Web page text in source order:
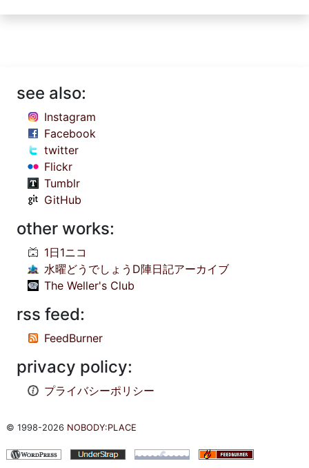
see also:
Instagram
Facebook
twitter
Flickr
Tumblr
GitHub
other works:
1日1ニコ
水曜どうでしょうD陣日記アーカイブ
The Weller's Club
rss feed:
FeedBurner
privacy policy:
プライバシーポリシー
© 1998-2026 NOBODY:PLACE